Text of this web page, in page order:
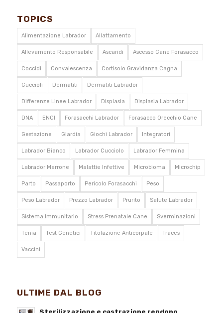
TOPICS
Alimentazione Labrador Allattamento
Allevamento Responsabile Ascaridi Ascesso Cane Forasacco
Coccidi Convalescenza Cortisolo Gravidanza Cagna
Cuccioli Dermatiti Dermatiti Labrador
Differenze Linee Labrador Displasia Displasia Labrador
DNA ENCI Forasacchi Labrador Forasacco Orecchio Cane
Gestazione Giardia Giochi Labrador Integratori
Labrador Bianco Labrador Cucciolo Labrador Femmina
Labrador Marrone Malattie Infettive Microbioma Microchip
Parto Passaporto Pericolo Forasacchi Peso
Peso Labrador Prezzo Labrador Prurito Salute Labrador
Sistema Immunitario Stress Prenatale Cane Sverminazioni
Tenia Test Genetici Titolazione Anticorpale Traces
Vaccini
ULTIME DAL BLOG